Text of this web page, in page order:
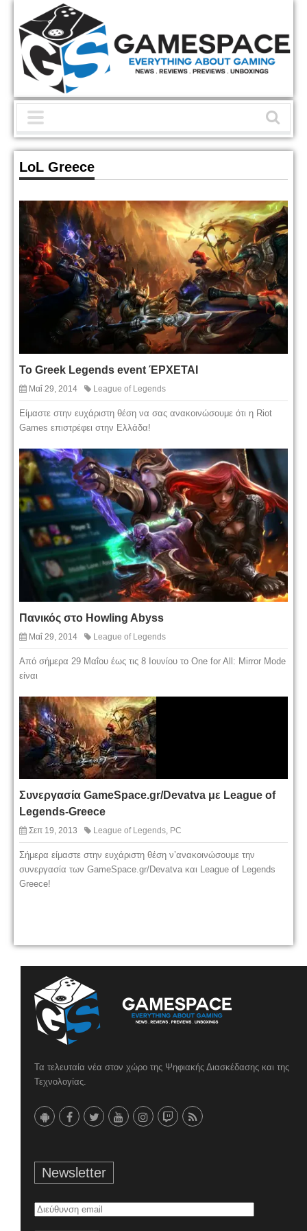
LoL Greece
To Greek Legends event ΈΡΧΕΤΑΙ
Μαΐ 29, 2014 League of Legends
Είμαστε στην ευχάριστη θέση να σας ανακοινώσουμε ότι η Riot
Games επιστρέφει στην Ελλάδα!
Πανικός στο Howling Abyss
Μαΐ 29, 2014 League of Legends
Από σήμερα 29 Μαΐου έως τις 8 Ιουνίου το One for All: Mirror Mode
είναι
Συνεργασία GameSpace.gr/Devatva με League of
Legends-Greece
Σεπ 19, 2013 League of Legends PC
Σήμερα είμαστε στην ευχάριστη θέση ν’ανακοινώσουμε την
συνεργασία των GameSpace.gr/Devatva και League of Legends
Greece!
Τα τελευταία νέα στον χώρο της Ψηφιακής Διασκέδασης και της
Τεχνολογίας.
Newsletter
Διεύθυνση